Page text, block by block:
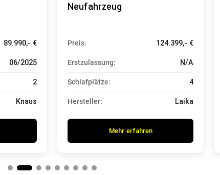
89.990,- €
06/2025
2
Knaus
Neufahrzeug
Preis: 124.399,- €
Erstzulassung: N/A
Schlafplätze: 4
Hersteller: Laika
Mehr erfahren